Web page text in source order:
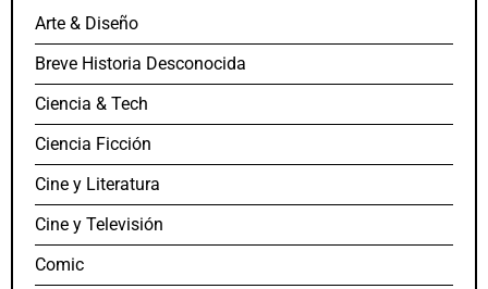
Arte & Diseño
Breve Historia Desconocida
Ciencia & Tech
Ciencia Ficción
Cine y Literatura
Cine y Televisión
Comic